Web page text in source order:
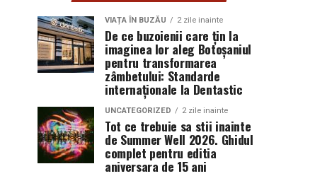
VIAȚA ÎN BUZĂU 2 zile inainte
De ce buzoienii care țin la
imaginea lor aleg Botoșaniul
pentru transformarea
zâmbetului: Standarde
internaționale la Dentastic
UNCATEGORIZED 2 zile inainte
Tot ce trebuie sa stii inainte
de Summer Well 2026. Ghidul
complet pentru editia
aniversara de 15 ani